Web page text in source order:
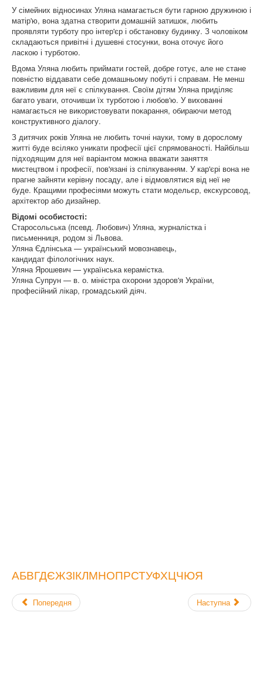
У сімейних відносинах Уляна намагається бути гарною дружиною і
матір'ю, вона здатна створити домашній затишок, любить
проявляти турботу про інтер'єр і обстановку будинку. З чоловіком
складаються привітні і душевні стосунки, вона оточує його
ласкою і турботою.
Вдома Уляна любить приймати гостей, добре готує, але не стане
повністю віддавати себе домашньому побуті і справам. Не менш
важливим для неї є спілкування. Своїм дітям Уляна приділяє
багато уваги, оточивши їх турботою і любов'ю. У вихованні
намагається не використовувати покарання, обираючи метод
конструктивного діалогу.
З дитячих років Уляна не любить точні науки, тому в дорослому
житті буде всіляко уникати професії цієї спрямованості. Найбільш
підходящим для неї варіантом можна вважати заняття
мистецтвом і професії, пов'язані із спілкуванням. У кар'єрі вона не
прагне зайняти керівну посаду, але і відмовлятися від неї не
буде. Кращими професіями можуть стати модельєр, екскурсовод,
архітектор або дизайнер.
Відомі особистості:
Старосольська (псевд. Любович) Уляна, журналістка і
письменниця, родом зі Львова.
Уляна Єдлінська — український мовознавець,
кандидат філологічних наук.
Уляна Ярошевич — українська керамістка.
Уляна Супрун — в. о. міністра охорони здоров'я України,
професійний лікар, громадський діяч.
АБВГДЄЖЗІКЛМНОПРСТУФХЦЧЮЯ
Попередня Наступна